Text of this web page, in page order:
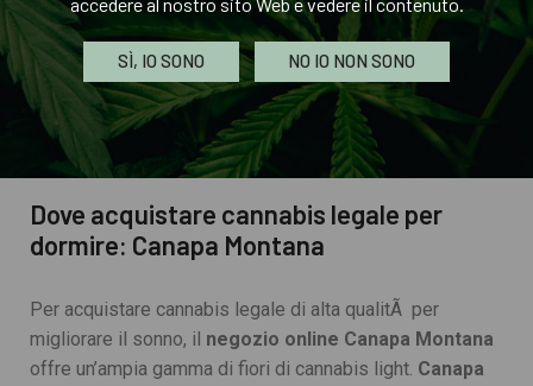
SÌ, IO SONO NO IO NON SONO
La scelta della varietÃ di cannabis legale dipende dalle
preferenze personali e dalle esigenze individuali. Ã
consigliabile fare ricerche approfondite e consultare un
professionista della salute prima di utilizzare qualsiasi
tipo di cannabis legale per migliorare il sonno.
Dove acquistare cannabis legale per
dormire: Canapa Montana
Per acquistare cannabis legale di alta qualitÃ per
migliorare il sonno, il negozio online Canapa Montana
offre un’ampia gamma di fiori di cannabis light. Canapa